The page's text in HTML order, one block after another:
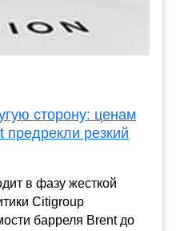
сторону: ценам
резкий
в фазу жесткой
Citigroup
барреля Brent до